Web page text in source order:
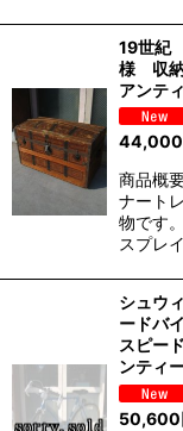
19世紀
様 収
アンテ
44,000
商品概
ナート
物です
スプレ
シュウ
ードバ
スピ
ンティ
50,600